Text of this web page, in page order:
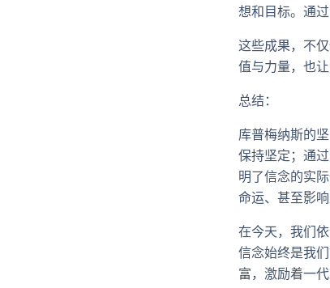
想和目标。通
这些成果，不
值与力量，也
总结：
库普梅纳斯的
保持坚定；通
明了信念的实
命运、甚至影
在今天，我们
信念始终是我
富，激励着一